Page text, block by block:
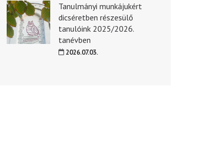
Tanulmányi munkájukért
dicséretben részesülő
tanulóink 2025/2026.
tanévben
2026.07.03.